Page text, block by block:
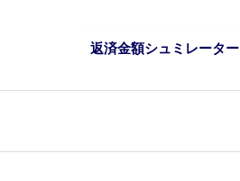
返済金額シュミレーター